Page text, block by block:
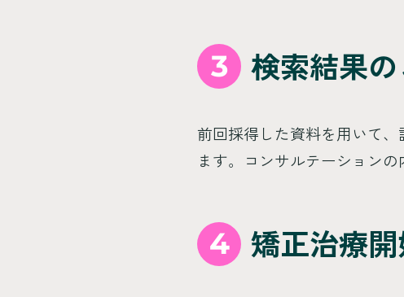
3 検索結果
前回採得した資料を用いて
ます。コンサルテーション
4 矯正治療